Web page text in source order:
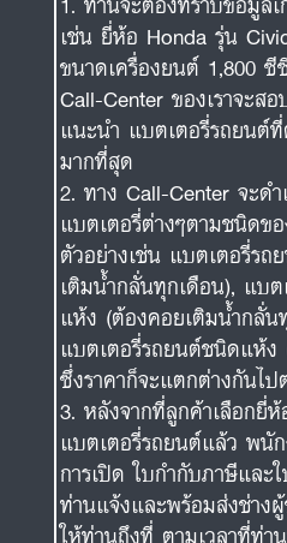
เช่น ยี่ห้อ Honda รุ่น
ขนาดเครื่องยนต์ 1,800
Call-Center ของเราจะส
แนะนำ แบตเตอรี่รถยนต์
มากที่สุด
ทาง Call-Center จะด
แบตเตอรี่ต่างๆตามชนิดข
ตัวอย่างเช่น แบตเตอรี่ร
เติมน้ำกลั่นทุกเดือน), แบ
แห้ง (ต้องคอยเติมน้ำกลั่
แบตเตอรี่รถยนต์ชนิดแห้ง
ซึ่งราคาก็จะแตกต่างกันไ
หลังจากที่ลูกค้าเลือกยี่
แบตเตอรี่รถยนต์แล้ว พนัก
การเปิด ใบกำกับภาษีแล
ท่านแจ้งและพร้อมส่งช่าง